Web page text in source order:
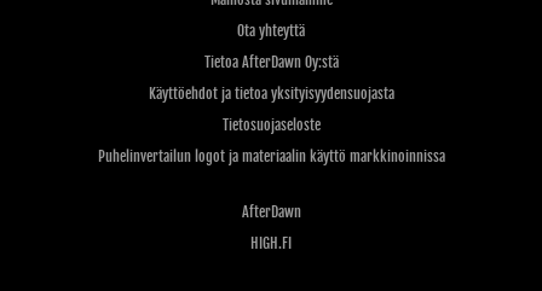
Ota yhteyttä
Tietoa AfterDawn Oy:stä
Käyttöehdot ja tietoa yksityisyydensuojasta
Tietosuojaseloste
Puhelinvertailun logot ja materiaalin käyttö markkinoinnissa
AfterDawn
HIGH.FI